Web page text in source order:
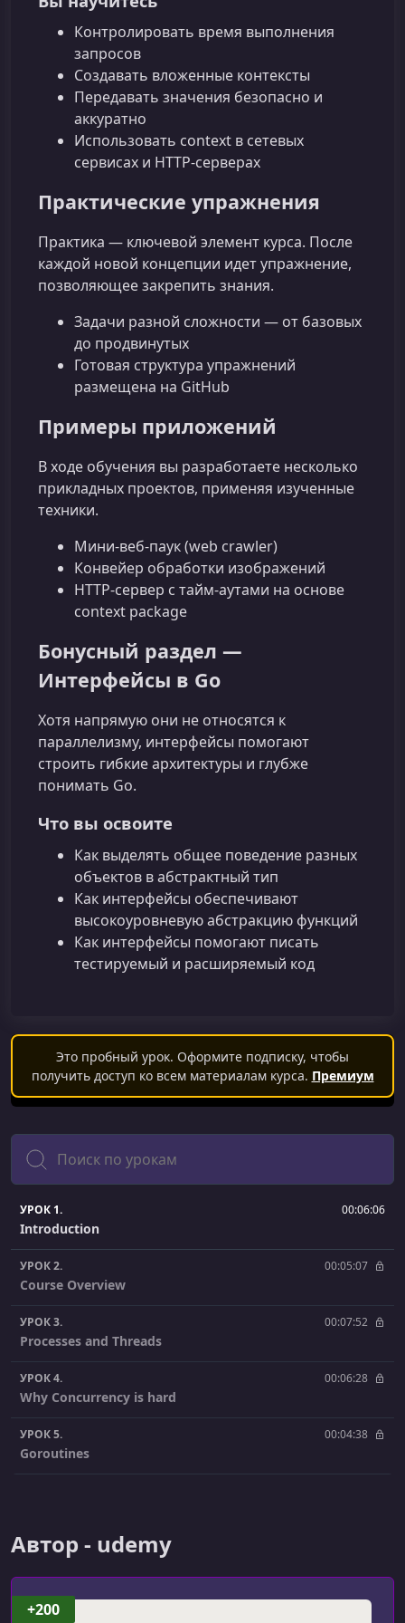
Контролировать время выполнения
запросов
Создавать вложенные контексты
Передавать значения безопасно и
аккуратно
Использовать context в сетевых
сервисах и HTTP‑серверах
Практические упражнения
Практика — ключевой элемент курса. После
каждой новой концепции идет упражнение,
позволяющее закрепить знания.
Задачи разной сложности — от базовых
до продвинутых
Готовая структура упражнений
размещена на GitHub
Примеры приложений
В ходе обучения вы разработаете несколько
прикладных проектов, применяя изученные
техники.
Мини-веб‑паук (web crawler)
Конвейер обработки изображений
HTTP‑сервер с тайм‑аутами на основе
context package
Бонусный раздел —
Интерфейсы в Go
Хотя напрямую они не относятся к
параллелизму, интерфейсы помогают
строить гибкие архитектуры и глубже
понимать Go.
Что вы освоите
Как выделять общее поведение разных
объектов в абстрактный тип
Как интерфейсы обеспечивают
высокоуровневую абстракцию функций
Как интерфейсы помогают писать
тестируемый и расширяемый код
Это пробный урок. Оформите подписку, чтобы
получить доступ ко всем материалам курса. Премиум
Поиск
УРОК 1. 00:06:06
Introduction
УРОК 2. 00:05:07
Course Overview
УРОК 3. 00:07:52
Processes and Threads
УРОК 4. 00:06:28
Why Concurrency is hard
УРОК 5. 00:04:38
Goroutines
УРОК 7.
УРОК 8. 00:05:29
Автор - udemy
+200